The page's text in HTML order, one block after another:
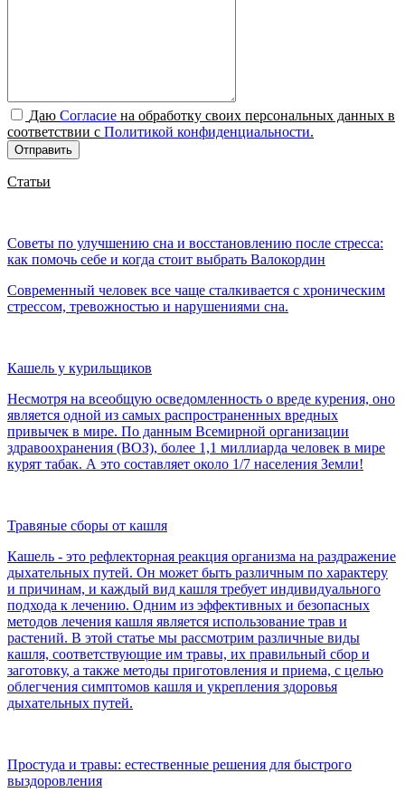
Даю Согласие на обработку своих персональных данных в
соответствии с Политикой конфиденциальности.
Отправить
Статьи
Советы по улучшению сна и восстановлению после стресса:
как помочь себе и когда стоит выбрать Валокордин
Современный человек все чаще сталкивается с хроническим
стрессом, тревожностью и нарушениями сна.
Кашель у курильщиков
Несмотря на всеобщую осведомленность о вреде курения, оно
является одной из самых распространенных вредных
привычек в мире. По данным Всемирной организации
здравоохранения (ВОЗ), более 1,1 миллиарда человек в мире
курят табак. А это составляет около 1/7 населения Земли!
Травяные сборы от кашля
Кашель - это рефлекторная реакция организма на раздражение
дыхательных путей. Он может быть различным по характеру
и причинам, и каждый вид кашля требует индивидуального
подхода к лечению. Одним из эффективных и безопасных
методов лечения кашля является использование трав и
растений. В этой статье мы рассмотрим различные виды
кашля, соответствующие им травы, их правильный сбор и
заготовку, а также методы приготовления и приема, с целью
облегчения симптомов кашля и укрепления здоровья
дыхательных путей.
Простуда и травы: естественные решения для быстрого
выздоровления